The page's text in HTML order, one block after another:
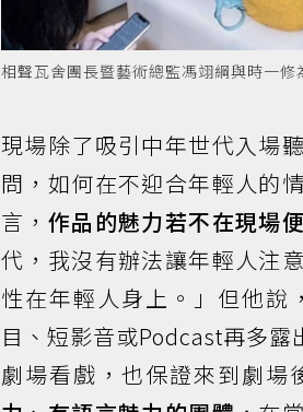
相聲瓦舍團長暨藝術總監馮翊綱與時一
現場除了吸引中年世代入場
問，如何在不迎合年輕人的
言， 作品的魅力若不在現場
代，我沒有辦法讓年輕人注
性在年輕人身上。」但他
目、短影音或Podcast再多
劇場看戲，也保證來到劇